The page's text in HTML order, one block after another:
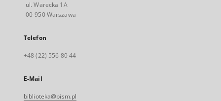
ul. Warecka 1A
00-950 Warszawa
Telefon
+48 (22) 556 80 44
E-Mail
biblioteka@pism.pl